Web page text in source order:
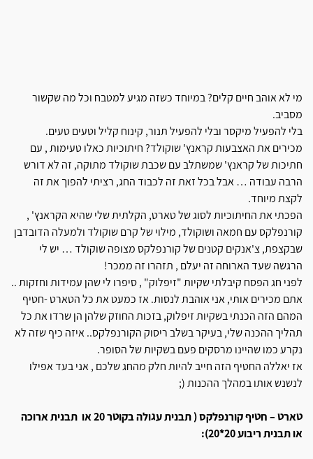
מי לא אוהב חיים קלים? במיוחד כשזה מגיע למטבח וכל מה שקשור
מסביב.
בלי להפעיל מיקסר ובלי להפעיל תנור, קינוח קליל וטעים טעים.
מכירים את האצבעות קראנץ' שוקולד? חיתוכיות כאלו טעימות , עם
חתיכות של קראנץ' שמשתלב עם שכבת שוקולד מתוקה, זה לא דורש
הרבה עבודה … אבל בכל זאת זה לכבוד החג, רציתי להפוך את זה
לקצת מיוחד.
הפכתי את החיתוכיות לסוג של טארט, הקלתית שלי שהיא הקראנץ' ,
קורנפלקס עם חמאה ושוקולד, מילוי של קרם שוקולד ולמעלה הדובדבן
שבקצפת, צ'אנקים קטנים של קורנפלקס מצופה שוקולד … יש לי
הרגשה שעד הארוחה זה יעלם , תזהרו זה ממכר!
לפני חג הפסח קיבלתי שקיות "זיפלוק" , סיפרו לי שהן עמידות וחזקות ..
אתם מכירים אותי, אני אוהבת לנסות. אז כמעט את כל הטארט -חטיף
המהם הזה הכנתי בשקיות זיפלוק, בזכות החוזק שלהן הן שרדו את כל
תהליך ההכנה שלי, בעיקר בשלב ריסוק הקורנפלקס.. איזה כיף שזה לא
נקרע כמו שהיינו מרסקים פעם בשקיות של הסופר.
אז יאללה החטיף הזה חייב להיות חלק מהחג שלכם , אני בעד אפילו
לנשנש אותו במהלך ההכנות (;
טארט – חטיף קורנפלקס ( תבנית עגולה בקוטר 20 או תבנית ארוכה
או תבנית ריבוע 20*20):